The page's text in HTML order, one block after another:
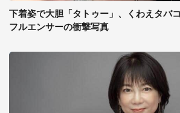
下着姿で大胆「タトゥー」、くわえタバ
フルエンサーの衝撃写真